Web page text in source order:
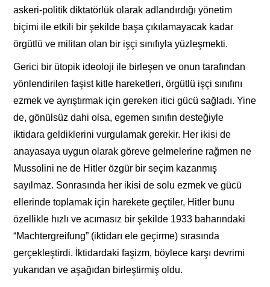
askeri-politik diktatörlük olarak adlandırdığı yönetim
biçimi ile etkili bir şekilde başa çıkılamayacak kadar
örgütlü ve militan olan bir işçi sınıfıyla yüzleşmekti.
Gerici bir ütopik ideoloji ile birleşen ve onun tarafından
yönlendirilen faşist kitle hareketleri, örgütlü işçi sınıfını
ezmek ve ayrıştırmak için gereken itici gücü sağladı. Yine
de, gönülsüz dahi olsa, egemen sınıfın desteğiyle
iktidara geldiklerini vurgulamak gerekir. Her ikisi de
anayasaya uygun olarak göreve gelmelerine rağmen ne
Mussolini ne de Hitler özgür bir seçim kazanmış
sayılmaz. Sonrasında her ikisi de solu ezmek ve gücü
ellerinde toplamak için harekete geçtiler, Hitler bunu
özellikle hızlı ve acımasız bir şekilde 1933 baharındaki
“Machtergreifung” (iktidarı ele geçirme) sırasında
gerçekleştirdi. İktidardaki faşizm, böylece karşı devrimi
yukarıdan ve aşağıdan birleştirmiş oldu.